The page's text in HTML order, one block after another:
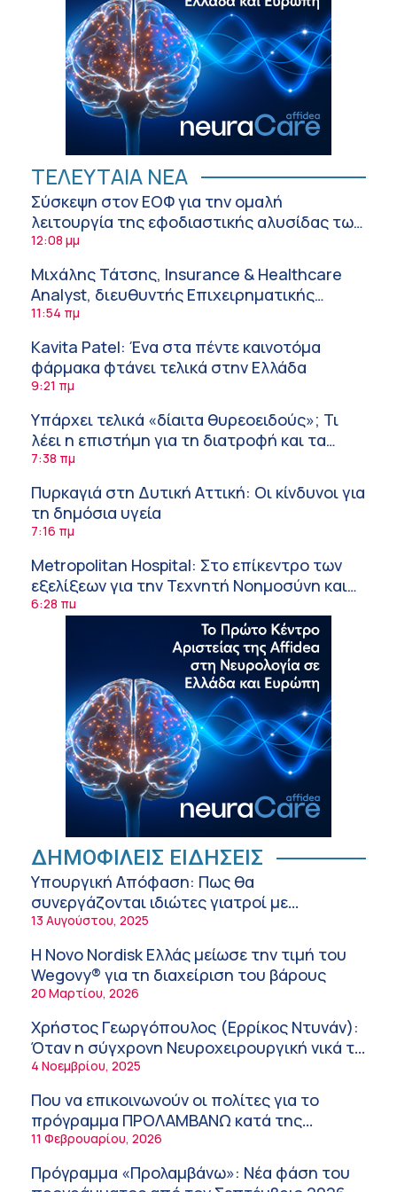
ΤΕΛΕΥΤΑΙΑ ΝΕΑ
Σύσκεψη στον ΕΟΦ για την ομαλή
λειτουργία της εφοδιαστικής αλυσίδας των
φαρμάκων στη διάρκεια του καλοκαιριού
12:08 μμ
Μιχάλης Τάτσης, Insurance & Healthcare
Analyst, διευθυντής Επιχειρηματικής
Ανάπτυξης Ομίλου HHG
11:54 πμ
Kavita Patel: Ένα στα πέντε καινοτόμα
φάρμακα φτάνει τελικά στην Ελλάδα
9:21 πμ
Υπάρχει τελικά «δίαιτα θυρεοειδούς»; Τι
λέει η επιστήμη για τη διατροφή και τα
συμπληρώματα
7:38 πμ
Πυρκαγιά στη Δυτική Αττική: Οι κίνδυνοι για
τη δημόσια υγεία
7:16 πμ
Metropolitan Hospital: Στο επίκεντρο των
εξελίξεων για την Τεχνητή Νοημοσύνη και
την Ογκολογία
6:28 πμ
Παύλος Γιαννακόπουλος – ΒΙΑΝΕΞ
Στέλιος Λιανός – INTERAMERICAN / Αθηναϊκή
Γενική Κλινική
5:17 πμ
Σε Λαμία και Καρδίτσα ο Υπουργός Υγείας
Άδ. Γεωργιάδης για την παραλαβή 7
ασθενοφόρων του ΕΚΑΒ και τα εγκαίνια του
Πόσο μας επηρεάζει ο ύπνος με ανεμιστήρα
ή air-condition το καλοκαίρι
11:34 πμ
Randy Schekman, Νομπελίστας Ιατρικής:
«Σε πέντε χρόνια μπορεί να έχουμε
θεραπεία που αναστέλλει την εξέλιξη του
Πάρκινσον»
9:24 πμ
Αντώνης Βουκλαρής – «ΕΡΡΙΚΟΣ ΝΤΥΝΑΝ»
9:18 πμ
Πώς να προλάβετε και να αντιμετωπίσετε τη
διάρροια των ταξιδιωτών
8:30 πμ
Ευμενής Καραφυλλίδης (Metropolitan
General): Γιατί η διατροφή πρέπει να
καθοδηγείται από κλινικό διαιτολόγο;
7:37 πμ
Ιωάννης Μπολέτης – ΩΝΑΣΕΙΟ
ΔΗΜΟΦΙΛΕΙΣ ΕΙΔΗΣΕΙΣ
Υπουργική Απόφαση: Πως θα
συνεργάζονται ιδιώτες γιατροί με
νοσοκομεία του δημοσίου συστήματος
13 Αυγούστου, 2025
Η Novo Nordisk Ελλάς μείωσε την τιμή του
Wegovy® για τη διαχείριση του βάρους
20 Μαρτίου, 2026
Χρήστος Γεωργόπουλος (Ερρίκος Ντυνάν):
Όταν η σύγχρονη Νευροχειρουργική νικά το
φόβο!
4 Νοεμβρίου, 2025
Που να επικοινωνούν οι πολίτες για το
πρόγραμμα ΠΡΟΛΑΜΒΑΝΩ κατά της
παχυσαρκίας
11 Φεβρουαρίου, 2026
Πρόγραμμα «Προλαμβάνω»: Νέα φάση του